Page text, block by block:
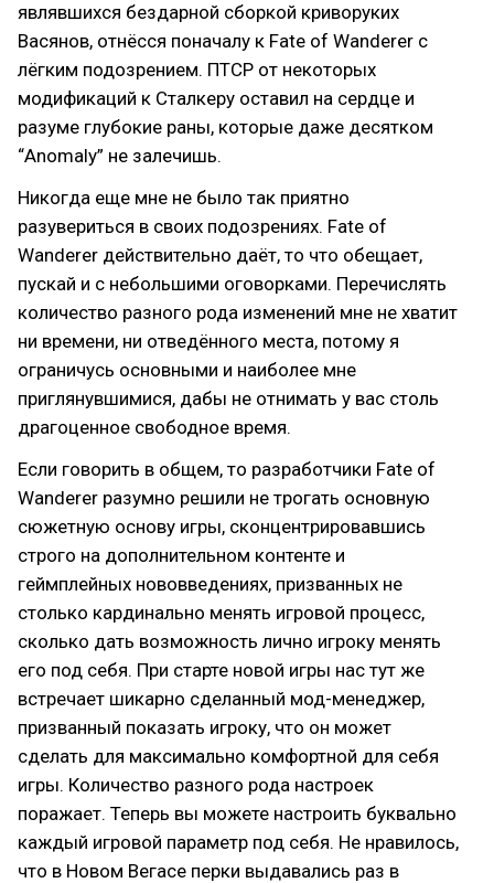
являвшихся бездарной сборкой криворуких
Васянов, отнёсся поначалу к Fate of Wanderer с
лёгким подозрением. ПТСР от некоторых
модификаций к Сталкеру оставил на сердце и
разуме глубокие раны, которые даже десятком
“Anomaly” не залечишь.
Никогда еще мне не было так приятно
разувериться в своих подозрениях. Fate of
Wanderer действительно даёт, то что обещает,
пускай и с небольшими оговорками. Перечислять
количество разного рода изменений мне не хватит
ни времени, ни отведённого места, потому я
ограничусь основными и наиболее мне
приглянувшимися, дабы не отнимать у вас столь
драгоценное свободное время.
Если говорить в общем, то разработчики Fate of
Wanderer разумно решили не трогать основную
сюжетную основу игры, сконцентрировавшись
строго на дополнительном контенте и
геймплейных нововведениях, призванных не
столько кардинально менять игровой процесс,
сколько дать возможность лично игроку менять
его под себя. При старте новой игры нас тут же
встречает шикарно сделанный мод-менеджер,
призванный показать игроку, что он может
сделать для максимально комфортной для себя
игры. Количество разного рода настроек
поражает. Теперь вы можете настроить буквально
каждый игровой параметр под себя. Не нравилось,
что в Новом Вегасе перки выдавались раз в